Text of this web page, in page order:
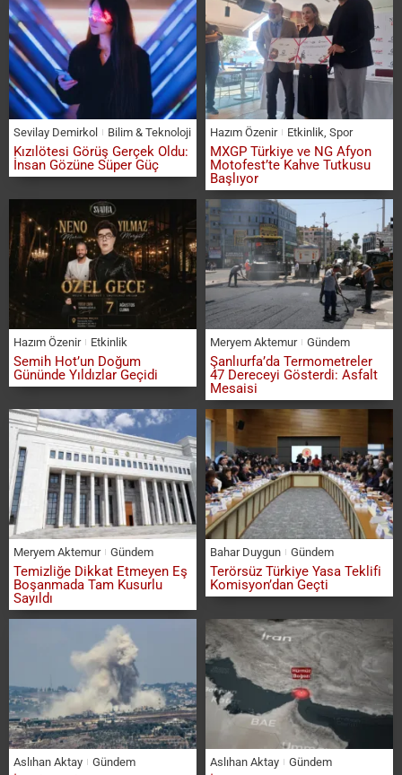
Sevilay Demirkol Bilim & Teknoloji
Kızılötesi Görüş Gerçek Oldu:
İnsan Gözüne Süper Güç
Hazım Özenir Etkinlik, Spor
MXGP Türkiye ve NG Afyon
Motofest’te Kahve Tutkusu
Başlıyor
Hazım Özenir Etkinlik
Semih Hot’un Doğum
Gününde Yıldızlar Geçidi
Meryem Aktemur Gündem
Şanlıurfa’da Termometreler
47 Dereceyi Gösterdi: Asfalt
Mesaisi
Meryem Aktemur Gündem
Temizliğe Dikkat Etmeyen Eş
Boşanmada Tam Kusurlu
Sayıldı
Bahar Duygun Gündem
Terörsüz Türkiye Yasa Teklifi
Komisyon’dan Geçti
Aslıhan Aktay Gündem Aslıhan Aktay Gündem